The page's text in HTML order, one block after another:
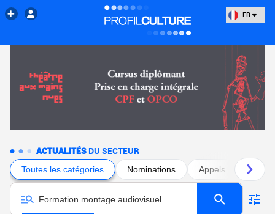
FR
ACTUALITÉS DU SECTEUR
Toutes les catégories Nominations Appels à projets